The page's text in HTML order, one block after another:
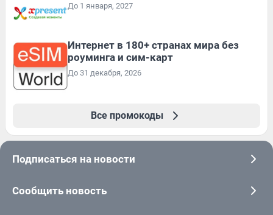
До 1 января, 2027
Интернет в 180+ странах мира без
роуминга и сим-карт
До 31 декабря, 2026
Все промокоды
Подписаться на новости
Сообщить новость